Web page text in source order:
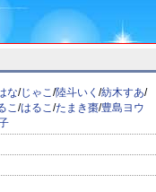
な/じゃこ/陸斗いく /紡木すあ/
こ/はるこ/たまき棗/豊島ヨウ